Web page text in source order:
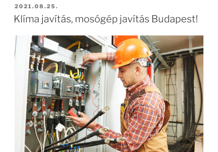
BEKÜLDVE:
2021.08.25.
Klíma javítás, mosógép javítás Budapest!